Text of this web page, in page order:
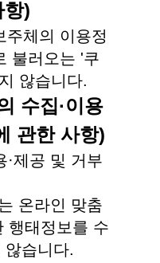
)
주체의 이용정
불러오는 '쿠
않습니다.
수집·이용
관한 사항)
·제공 및 거부
온라인 맞춤
행태정보를 수
않습니다.